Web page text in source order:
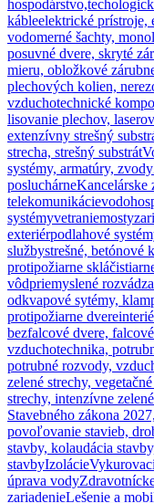
kábleelektrické prístroje,
vodomerné šachty,
posuvné dvere, skryté
mieru, obložkové
plechových kolien,
vzduchotechnické
lisovanie plechov,
extenzívny strešný
strecha, strešný substrát
systémy, armatúry, zvody
posluchárneKancelárske
telekomunikácie
systémyvetraniemosty
exteriérpodlahové
službystrešné, betónové
protipožiarne sklá
vôdpriemyslené
odkvapové sytémy,
protipožiarne dvere
bezfalcové dvere,
vzduchotechnika,
potrubné rozvody,
zelené strechy,
strechy, intenzívne
Stavebného zákona
povoľovanie stavieb,
stavby, kolaudácia
stavbyIzolácie
úprava vody
zariadenieLešenie a